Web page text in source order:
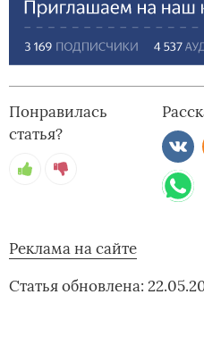
Понравилась
статья?
Реклама на сайте
Статья обновлена: